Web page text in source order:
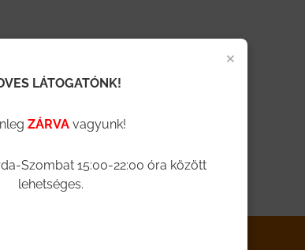
×
LÁTOGATÓNK!
ZÁRVAvagyunk!
Szombat 15:00-22:00 óra között
lehetséges.